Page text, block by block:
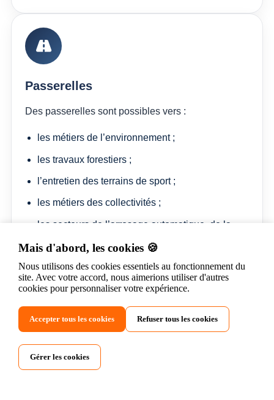
Mais d'abord, les cookies 🍪
Nous utilisons des cookies essentiels au fonctionnement du
site. Avec votre accord, nous aimerions utiliser d'autres
cookies pour personnaliser votre expérience.
Accepter tous les cookies Refuser tous les cookies
Gérer les cookies
Passerelles
Des passerelles sont possibles vers :
les métiers de l’environnement ;
les travaux forestiers ;
l’entretien des terrains de sport ;
les métiers des collectivités ;
les secteurs de l’arrosage automatique, de la
d’engins.